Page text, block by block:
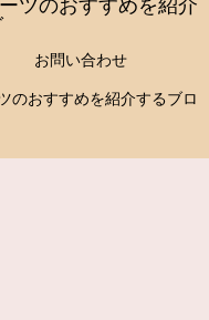
ツのおすすめを紹介
お問い合わせ
のおすすめを紹介するブロ